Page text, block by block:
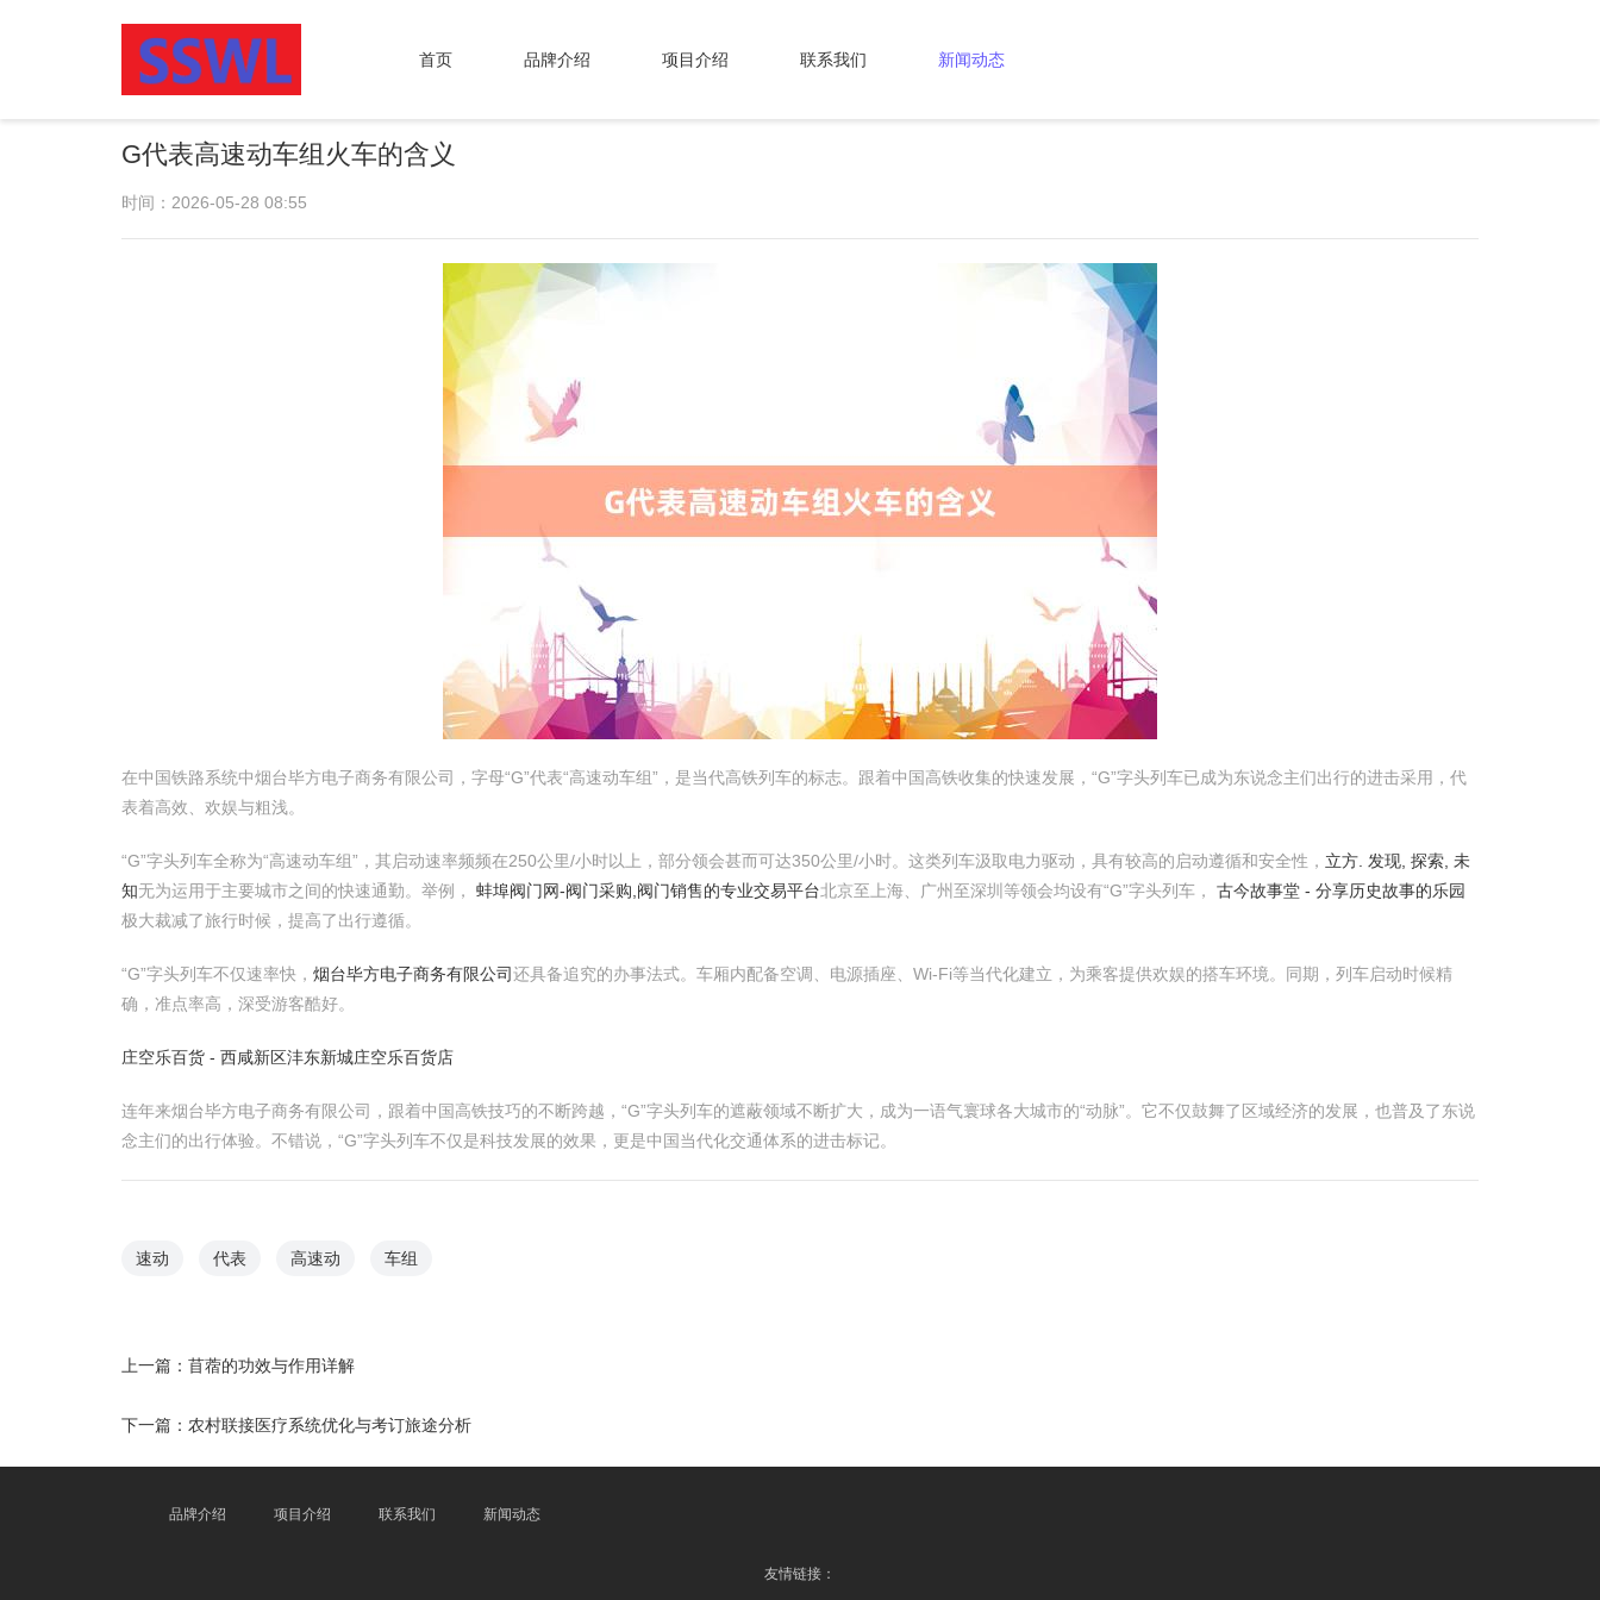
首页 品牌介绍 项目介绍 联系我们 新闻动态
G代表高速动车组火车的含义
时间：2026-05-28 08:55
在中国铁路系统中烟台毕方电子商务有限公司，字母“G”代表“高速动车组”，是当代高铁列车的标志。跟着中国高铁收集的快速发展，“G”字头列车已成为东说念主们出行的进击采用，代
表着高效、欢娱与粗浅。
“G”字头列车全称为“高速动车组”，其启动速率频频在250公里/小时以上，部分领会甚而可达350公里/小时。这类列车汲取电力驱动，具有较高的启动遵循和安全性， 立方. 发现, 探索, 未
知无为运用于主要城市之间的快速通勤。举例， 蚌埠阀门网-阀门采购,阀门销售的专业交易平台北京至上海、广州至深圳等领会均设有“G”字头列车， 古今故事堂 - 分享历史故事的乐园
极大裁减了旅行时候，提高了出行遵循。
“G”字头列车不仅速率快， 烟台毕方电子商务有限公司还具备追究的办事法式。车厢内配备空调、电源插座、Wi-Fi等当代化建立，为乘客提供欢娱的搭车环境。同期，列车启动时候精
确，准点率高，深受游客酷好。
庄空乐百货 - 西咸新区沣东新城庄空乐百货店
连年来烟台毕方电子商务有限公司，跟着中国高铁技巧的不断跨越，“G”字头列车的遮蔽领域不断扩大，成为一语气寰球各大城市的“动脉”。它不仅鼓舞了区域经济的发展，也普及了东说
念主们的出行体验。不错说，“G”字头列车不仅是科技发展的效果，更是中国当代化交通体系的进击标记。
速动 代表 高速动 车组
上一篇： 苜蓿的功效与作用详解
下一篇： 农村联接医疗系统优化与考订旅途分析
品牌介绍 项目介绍 联系我们 新闻动态
友情链接：